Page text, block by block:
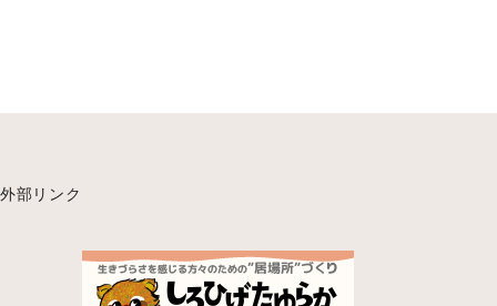
外部リンク